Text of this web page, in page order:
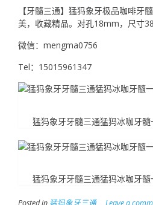
【牙髓三通】猛犸象牙极品咖啡牙
美，收藏精品。对孔18mm，尺寸
微信：mengma0756
Tel：15015961347
猛犸象牙牙髓三通猛犸冰咖牙髓
猛犸象牙牙髓三通猛犸冰咖牙髓
Posted in 猛犸象牙三通 Leave a